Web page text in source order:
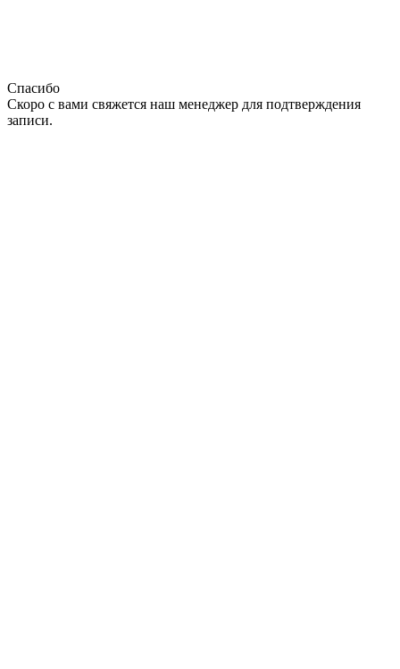
Спасибо
Скоро с вами свяжется наш менеджер для подтверждения
записи.